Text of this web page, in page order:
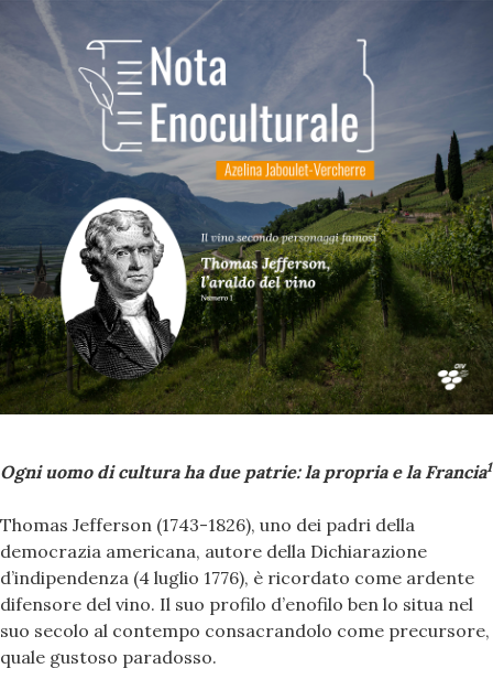
Ogni uomo di cultura ha due patrie: la propria e la Francia1
Thomas Jefferson (1743-1826), uno dei padri della
democrazia americana, autore della Dichiarazione
d’indipendenza (4 luglio 1776), è ricordato come ardente
difensore del vino. Il suo profilo d’enofilo ben lo situa nel
suo secolo al contempo consacrandolo come precursore,
quale gustoso paradosso.